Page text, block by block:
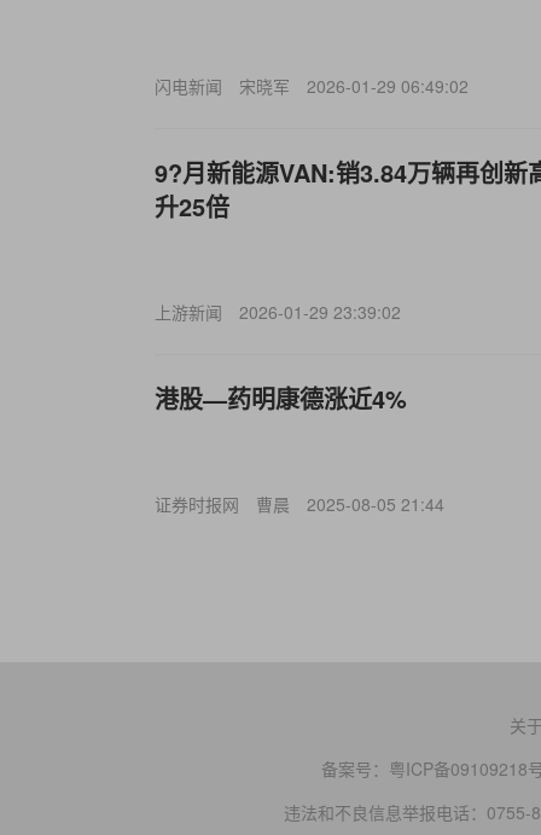
闪电新闻 宋晓军 2026-01-29 06:49:02
9?月新能源VAN:销3.84万辆再创新
升25倍
上游新闻 2026-01-29 23:39:02
港股—药明康德涨近4%
证券时报网 曹晨 2025-08-05 21:44
关
备案号： 粤ICP备09109218
违法和不良信息举报电话：0755-